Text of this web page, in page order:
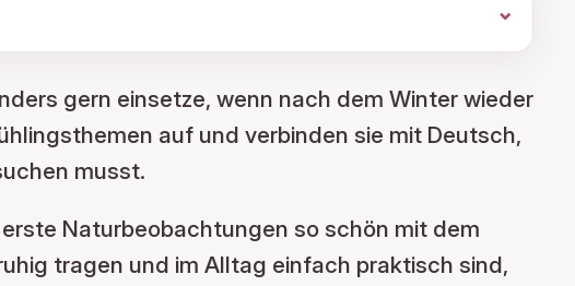
gern einsetze, wenn nach dem Winter wieder
auf und verbinden sie mit Deutsch,
musst.
Naturbeobachtungen so schön mit dem
tragen und im Alltag einfach praktisch sind,